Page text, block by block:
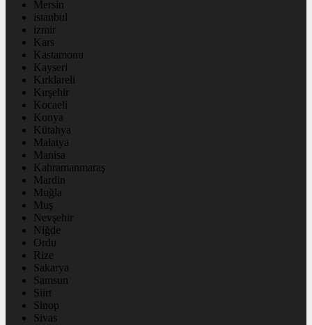
Mersin
istanbul
izmir
Kars
Kastamonu
Kayseri
Kırklareli
Kırşehir
Kocaeli
Konya
Kütahya
Malatya
Manisa
Kahramanmaraş
Mardin
Muğla
Muş
Nevşehir
Niğde
Ordu
Rize
Sakarya
Samsun
Siirt
Sinop
Sivas